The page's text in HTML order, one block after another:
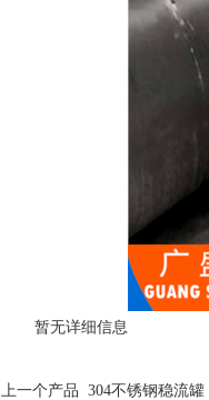
暂无详细信息
上一个产品 304不锈钢稳流罐